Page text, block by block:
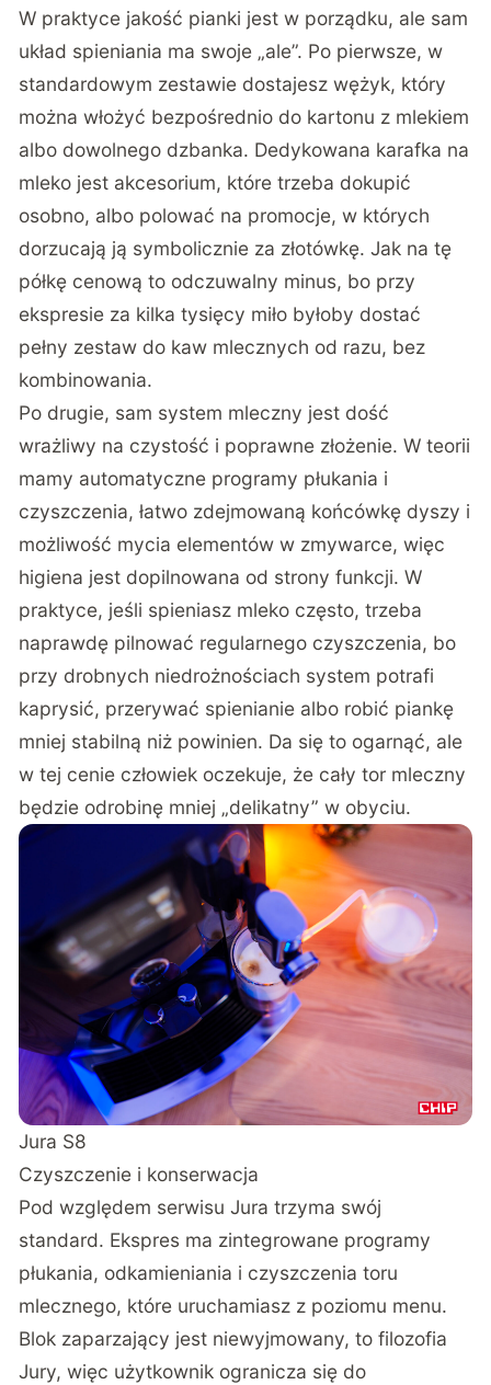
W praktyce jakość pianki jest w porządku, ale sam
układ spieniania ma swoje „ale”. Po pierwsze, w
standardowym zestawie dostajesz wężyk, który
można włożyć bezpośrednio do kartonu z mlekiem
albo dowolnego dzbanka. Dedykowana karafka na
mleko jest akcesorium, które trzeba dokupić
osobno, albo polować na promocje, w których
dorzucają ją symbolicznie za złotówkę. Jak na tę
półkę cenową to odczuwalny minus, bo przy
ekspresie za kilka tysięcy miło byłoby dostać
pełny zestaw do kaw mlecznych od razu, bez
kombinowania.
Po drugie, sam system mleczny jest dość
wrażliwy na czystość i poprawne złożenie. W teorii
mamy automatyczne programy płukania i
czyszczenia, łatwo zdejmowaną końcówkę dyszy i
możliwość mycia elementów w zmywarce, więc
higiena jest dopilnowana od strony funkcji. W
praktyce, jeśli spieniasz mleko często, trzeba
naprawdę pilnować regularnego czyszczenia, bo
przy drobnych niedrożnościach system potrafi
kaprysić, przerywać spienianie albo robić piankę
mniej stabilną niż powinien. Da się to ogarnąć, ale
w tej cenie człowiek oczekuje, że cały tor mleczny
będzie odrobinę mniej „delikatny” w obyciu.
Jura S8
Czyszczenie i konserwacja
Pod względem serwisu Jura trzyma swój
standard. Ekspres ma zintegrowane programy
płukania, odkamieniania i czyszczenia toru
mlecznego, które uruchamiasz z poziomu menu.
Blok zaparzający jest niewyjmowany, to filozofia
Jury, więc użytkownik ogranicza się do